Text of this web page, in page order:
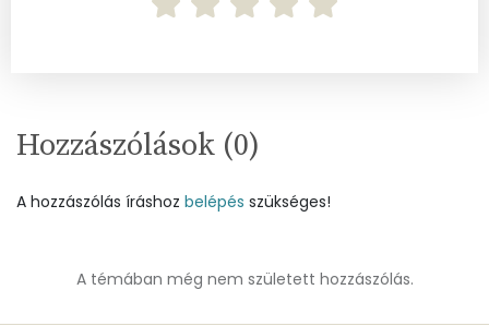
Hozzászólások (0)
A hozzászólás íráshoz belépés szükséges!
A témában még nem született hozzászólás.